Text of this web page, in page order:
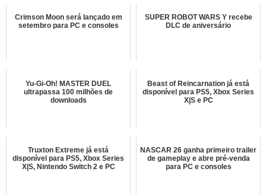
Crimson Moon será lançado em
setembro para PC e consoles
SUPER ROBOT WARS Y recebe
DLC de aniversário
Yu-Gi-Oh! MASTER DUEL
ultrapassa 100 milhões de
downloads
Beast of Reincarnation já está
disponível para PS5, Xbox Series
X|S e PC
Truxton Extreme já está
disponível para PS5, Xbox Series
X|S, Nintendo Switch 2 e PC
NASCAR 26 ganha primeiro trailer
de gameplay e abre pré-venda
para PC e consoles